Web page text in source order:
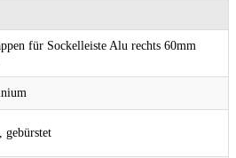
für Sockelleiste Alu rechts 60mm
gebürstet